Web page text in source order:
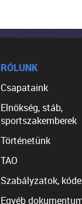
RÓLUNK
Csapataink
Elnökség, stáb,
sportszakemberek
Történetünk
TAO
Szabályzatok,
Egyéb